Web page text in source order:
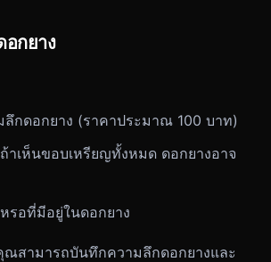
อกยาง
ลึกดอกยาง (ราคาประมาณ 100 บาท)
าเห็นขอบเหรียญทั้งหมด ดอกยางอาจ
รอที่มีอยู่ในดอกยาง
ณสามารถบันทึกความลึกดอกยางและ